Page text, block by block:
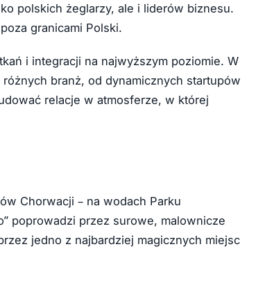
polskich żeglarzy, ale i liderów biznesu.
granicami Polski.
i integracji na najwyższym poziomie. W
branż, od dynamicznych startupów
relacje w atmosferze, w której
Chorwacji – na wodach Parku
poprowadzi przez surowe, malownicze
jedno z najbardziej magicznych miejsc